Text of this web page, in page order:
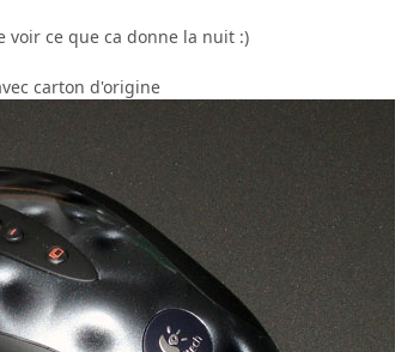
voir ce que ca donne la nuit :)
carton d'origine